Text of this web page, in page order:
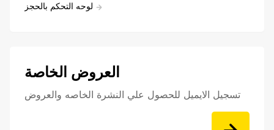
لوحه التحكم بالحجز
العروض الخاصة
تسجيل الايميل للحصول علي النشرة الخاصه والعروض